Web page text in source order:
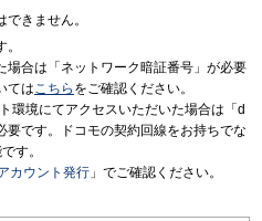
きません。
場合は「ネットワーク暗証番号」が必要
てはこちら をご確認ください。
環境にてアクセスいただいた場合は「d
要です。ドコモの契約回線をお持ちでな
す。
カウント発行 」でご確認ください。